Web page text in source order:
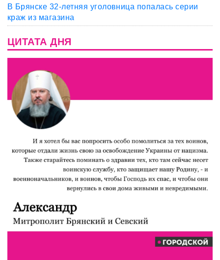
В Брянске 32-летняя уголовница попалась серии
краж из магазина
ЦИТАТА ДНЯ